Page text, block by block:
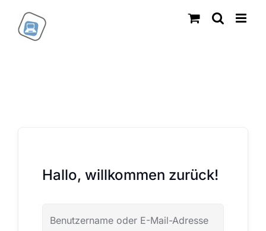
Inhalt
springen
Hallo, willkommen zurück!